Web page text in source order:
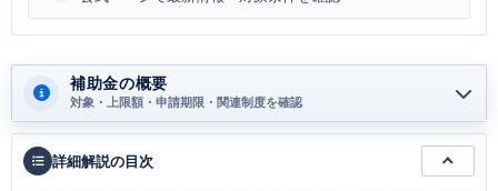
補助金の概要
対象・上限額・申請期限・関連制度を確認
詳細解説の目次